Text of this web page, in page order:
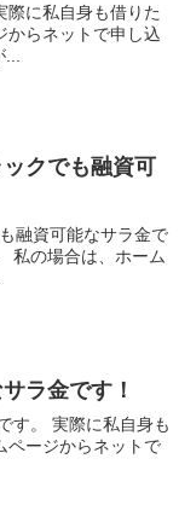
際に私自身も借りた
からネットで申し込
クでも融資可
融資可能なサラ金で
私の場合は、ホーム
ラ金です！
す。 実際に私自身も
ページからネットで